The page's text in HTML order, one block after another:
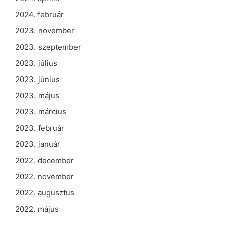
2024. február
2023. november
2023. szeptember
2023. július
2023. június
2023. május
2023. március
2023. február
2023. január
2022. december
2022. november
2022. augusztus
2022. május